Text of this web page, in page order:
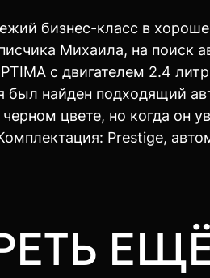
бизнес-класс в
Михаила, на
с двигателем 2.4
был найден подходящий
цвете, но когда он
Prestige,